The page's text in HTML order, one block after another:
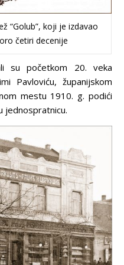
“Golub”, koji je izdavao
četiri decenije
su početkom 20. veka
Pavloviću, županijskom
mestu 1910. g. podići
jednospratnicu.